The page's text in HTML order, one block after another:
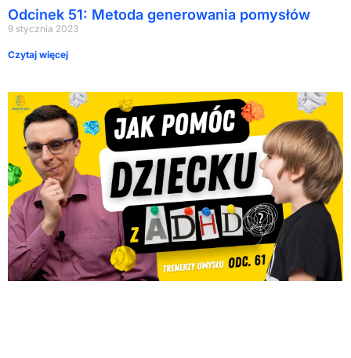
Odcinek 51: Metoda generowania pomysłów
9 stycznia 2023
Czytaj więcej